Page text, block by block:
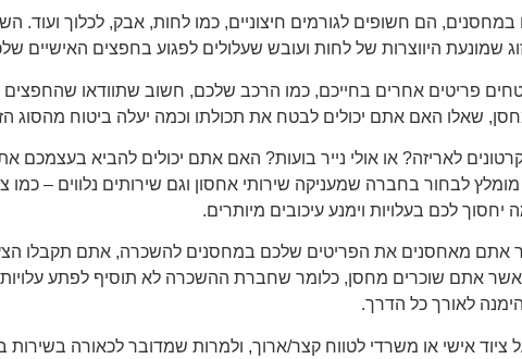
הם חשופים לגורמים חיצוניים, כמו לחות, אבק, לכלוך ועוד.
שמונעת היווצרות של לחות ועובש שעלולים לפגוע בחפצים האישיים
פריטים אחרים בחייכם, כמו הרכב שלכם, חשוב שתוודאו
שאלו האם אתם יכולים לבטח את תכולתו וכמה יעלה ביטוח מהסוג
לאריזה? או אולי נייר בועות? האם אתם יכולים להביא בעצמכם
לבחור בחברה שמעניקה שירותי אחסון וגם שירותים נלווים – כמו
לכם בעלויות וימנע עיכובים מיותרים.
אתם מאחסנים את הפריטים שלכם במחסנים להשכרה, אתם תקבלו
אתם שוכרים מחסן, כלומר שחברת ההשכרה לא תוסיף לפתע
לאורך כל הדרך.
אישי או משרדי לטווח קצר/ארוך, ולמרות שמדובר לכאורה בשירות